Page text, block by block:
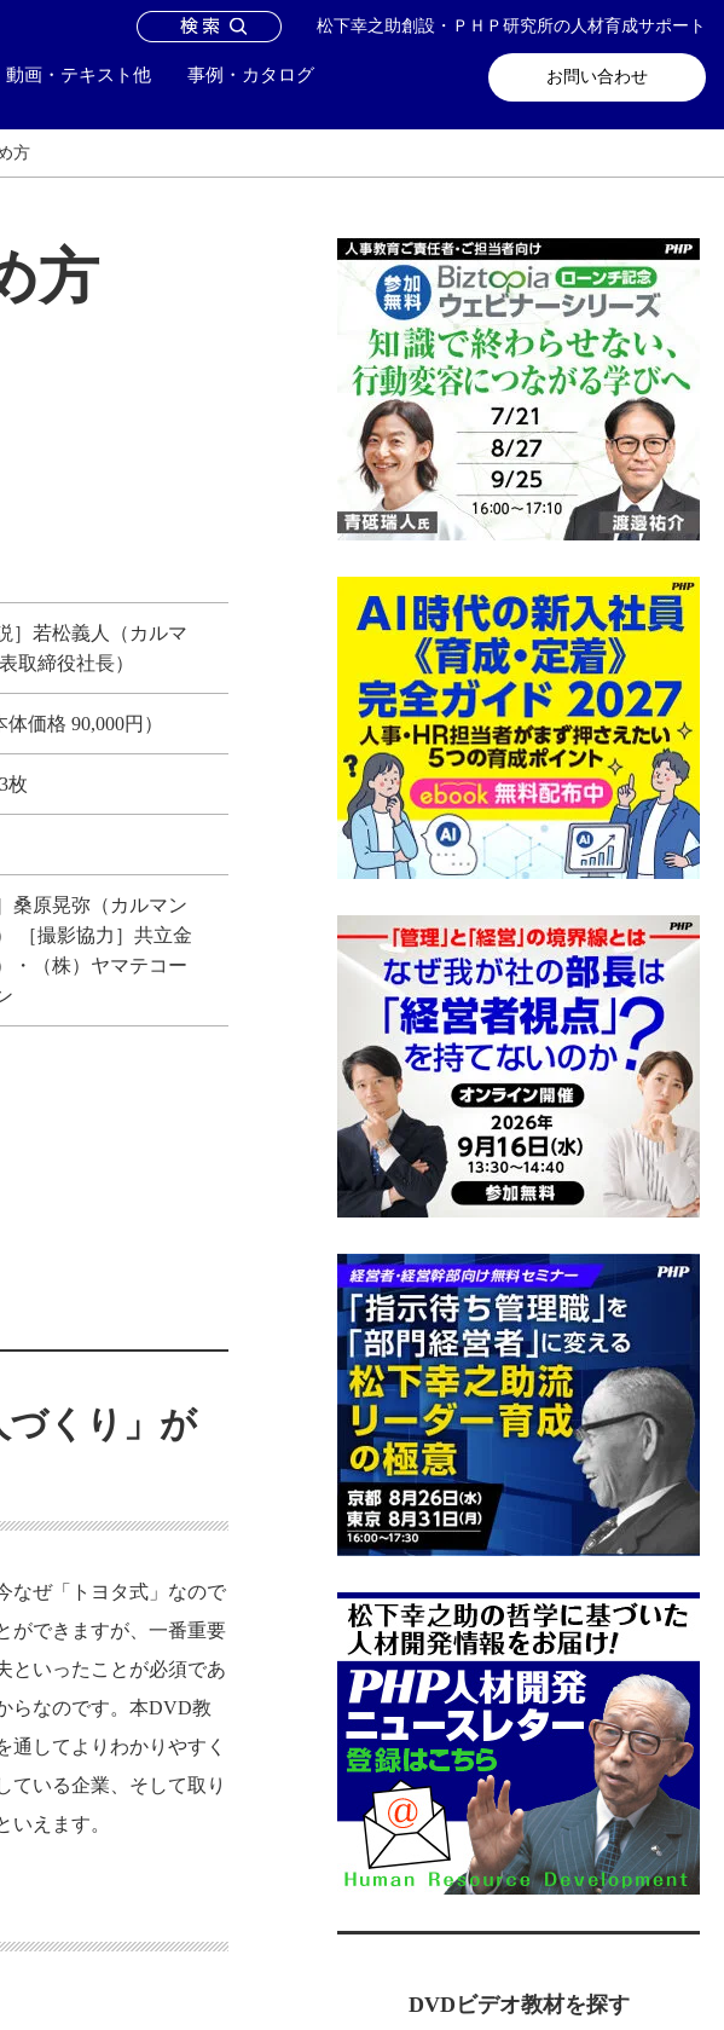
松下幸之助創設・ＰＨＰ研究所の人材育成サポート
お問い合わせ
動画・テキスト他 事例・カタログ
お問い合わせ メールマガジン登録
方
方
］若松義人（カルマ
取締役社長）
価格 90,000円）
枚
桑原晃弥（カルマン
［撮影協力］共立金
・（株）ヤマテコー
づくり」が
なぜ「トヨタ式」なので
できますが、一番重要
といったことが必須であ
らなのです。本DVD教
してよりわかりやすく
ている企業、そして取り
えます。
DVDビデオ教材を探す